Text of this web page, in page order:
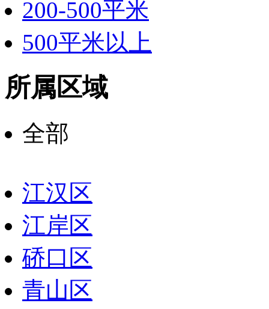
200-500平米
500平米以上
所属区域
全部
江汉区
江岸区
硚口区
青山区